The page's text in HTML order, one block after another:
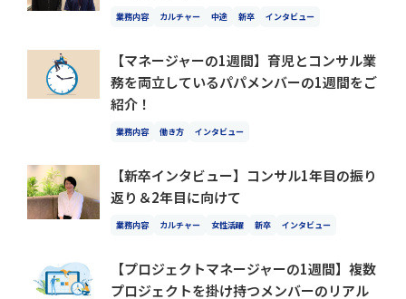
業務内容 カルチャー 中途 新卒 インタビュー
【マネージャーの1週間】育児とコンサル業
務を両立しているパパメンバーの1週間をご
紹介！
業務内容 働き方 インタビュー
【新卒インタビュー】コンサル1年目の振り
返り＆2年目に向けて
業務内容 カルチャー 女性活躍 新卒 インタビュー
【プロジェクトマネージャーの1週間】複数
プロジェクトを掛け持つメンバーのリアル